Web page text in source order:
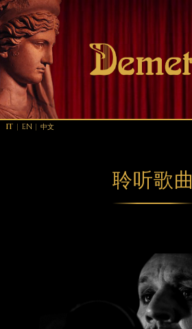
IT EN 中文
聆听歌曲